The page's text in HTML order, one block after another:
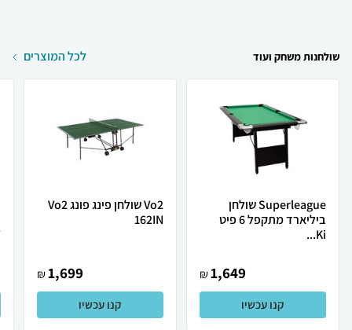
שולחנות משחק ועוד לכל המוצרים
Superleague שולחן
ביליארד מתקפל 6 פיט
Ki...
1,649
₪
קנו עכשיו
Vo2 שולחן פינג פונג Vo2
162IN
1,699
₪
קנו עכשיו